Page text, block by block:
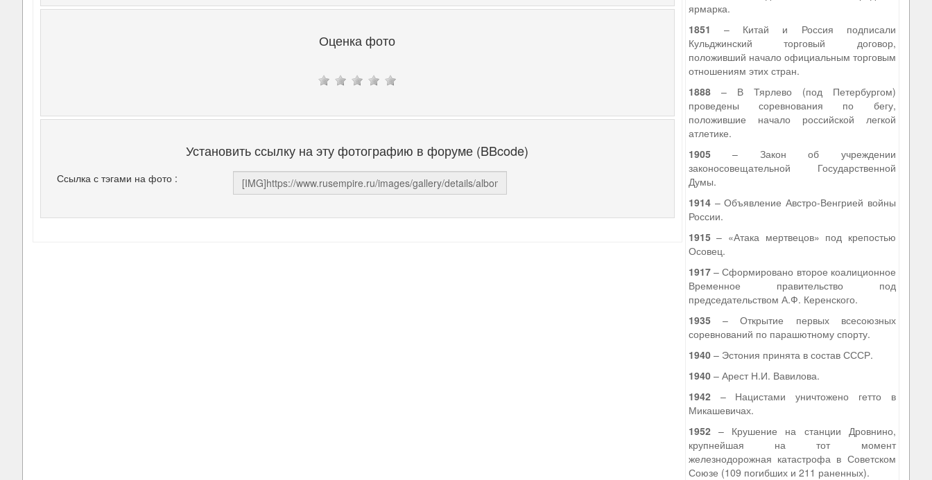
Оценка фото
Установить ссылку на эту фотографию в форуме (BBcode)
Ссылка с тэгами на фото :
ярмарка.
1851 – Китай и Россия подписали
Кульджинский торговый договор,
положивший начало официальным торговым
отношениям этих стран.
1888– В Тярлево (под Петербургом)
проведены соревнования по бегу,
положившие начало российской легкой
атлетике.
1905– Закон об учреждении
законосовещательной Государственной
Думы.
1914– Объявление Австро-Венгрией войны
России.
1915– «Атака мертвецов» под крепостью
Осовец.
1917– Сформировано второе коалиционное
Временное правительство под
председательством А.Ф. Керенского.
1935– Открытие первых всесоюзных
соревнований по парашютному спорту.
1940– Эстония принята в состав СССР.
1940– Арест Н.И. Вавилова.
1942– Нацистами уничтожено гетто в
Микашевичах.
1952– Крушение на станции Дровнино,
крупнейшая на тот момент
железнодорожная катастрофа в Советском
Союзе (109 погибших и 211 раненных).